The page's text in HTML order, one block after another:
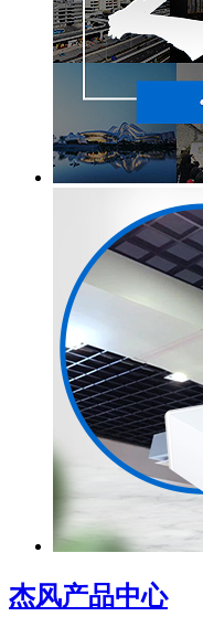
杰风产品中心